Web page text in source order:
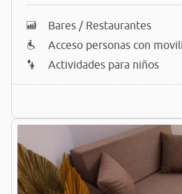
Bares / Restaurantes
Acceso personas con
Actividades para niños